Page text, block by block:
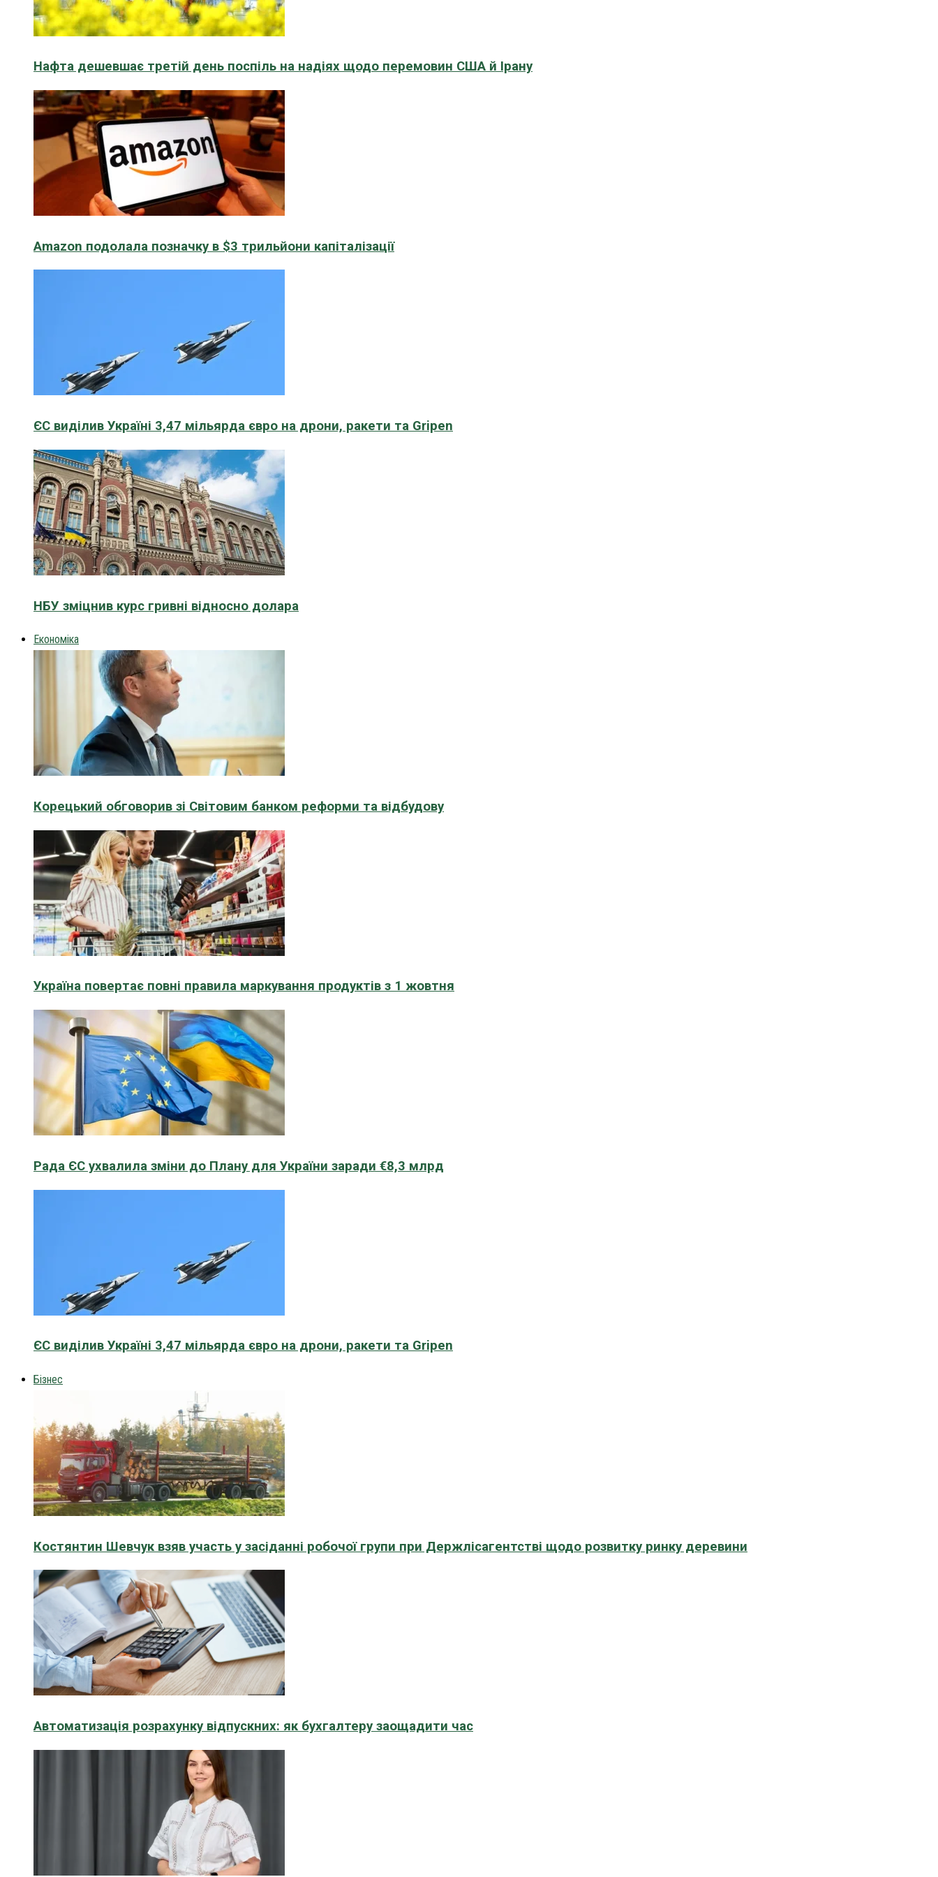
Нафта дешевшає третій день поспіль на надіях щодо перемовин США й Ірану
Amazon подолала позначку в $3 трильйони капіталізації
ЄС виділив Україні 3,47 мільярда євро на дрони, ракети та Gripen
НБУ зміцнив курс гривні відносно долара
Економіка
Корецький обговорив зі Світовим банком реформи та відбудову
Україна повертає повні правила маркування продуктів з 1 жовтня
Рада ЄС ухвалила зміни до Плану для України заради €8,3 млрд
ЄС виділив Україні 3,47 мільярда євро на дрони, ракети та Gripen
Бізнес
Костянтин Шевчук взяв участь у засіданні робочої групи при Держлісагентстві щодо розвитку ринку деревини
Автоматизація розрахунку відпускних: як бухгалтеру заощадити час